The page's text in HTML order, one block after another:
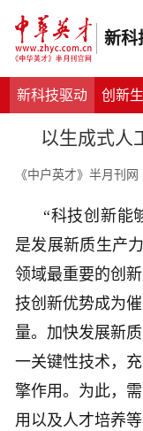
新科
新科技驱动 创新
以生成式人
《中户英才》半月刊网
“科技创新能
是发展新质生产
领域最重要的创
技创新优势成为
量。加快发展新
一关键性技术，
擎作用。为此，
用以及人才培养